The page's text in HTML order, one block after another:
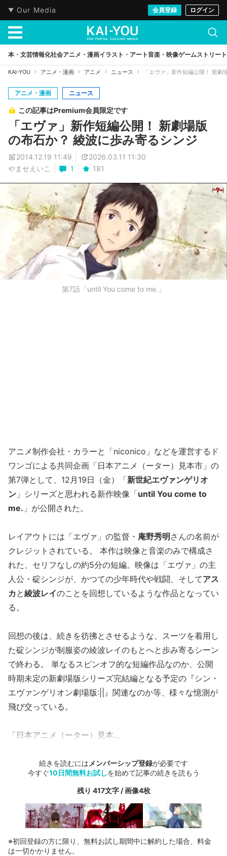
Our Media 会員登録 ログイン
本・文芸情報化社会アニメ・漫画イラスト・アート音楽・映像ゲームストリート
KAI-YOU アニメ・漫画 アニメ ニュース 「エヴァ」新作短編公開！ 新
アニメ・漫画 ニュース
この記事はPremium会員限定です
「エヴァ」新作短編公開！ 新劇場版
の布石か？ 綾波に歩み寄るシンジ
2014.12.19 11:49
2026.03.11 11:30
やませえいこ
1 181
第7話「until You come to me.」
アニメ制作会社・カラーと「niconico」などを運営するド
ワンゴによる共同企画「日本アニメ（ーター）見本市」の
第7弾として、12月19日（金）「新世紀エヴァンゲリオ
ン 」シリーズと思われる新作映像「until You come to
me. 」が公開された。
レイアウトには「エヴァ」の監督・ 庵野秀明さんの名前が
クレジットされている。 本作は映像と音楽のみで構成さ
れた、セリフなしの約5分の短編。映像は「エヴァ」の主
人公・碇シンジが、かつての少年時代や戦闘、そしてアス
カ と綾波レイのことを回想しているような作品となってい
る。
回想の後は、続きを彷彿とさせるような、スーツを着用し
た碇シンジが制服姿の綾波レイのもとへと歩み寄るシーン
で終わる。 単なるスピンオフ的な短編作品なのか、公開
時期未定の新劇場版シリーズ完結編となる予定の『シン・
エヴァンゲリオン劇場版:||』関連なのか等、様々な憶測が
飛び交っている。
「日本アニメ（ーター）見本...
続きを読むには メンバーシップ登録が必要です
今すぐ10日間無料お試しを始めて記事の続きを読もう
残り 417文字 / 画像4枚
※初回登録の方に限り、無料お試し期間中に解約した場合、料金
は一切かかりません。